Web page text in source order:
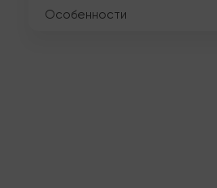
Особенности